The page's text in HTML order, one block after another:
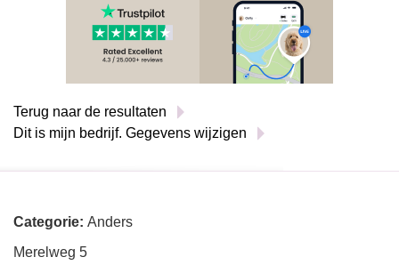
Terug naar de resultaten
Dit is mijn bedrijf. Gegevens wijzigen
Categorie: Anders
Merelweg 5